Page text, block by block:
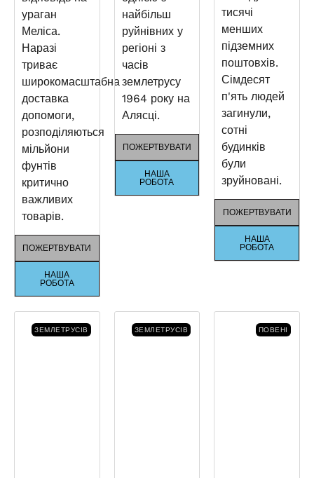
ураган
Меліса.
Наразі
триває
широкомасштабна
доставка
допомоги,
розподіляються
мільйони
фунтів
критично
важливих
товарів.
ПОЖЕРТВУВАТИ
НАША
РОБОТА
найбільш
руйнівних у
регіоні з
часів
землетрусу
1964 року на
Алясці.
ПОЖЕРТВУВАТИ
НАША
РОБОТА
тисячі
менших
підземних
поштовхів.
Сімдесят
п'ять людей
загинули,
сотні
будинків
були
зруйновані.
ПОЖЕРТВУВАТИ
НАША
РОБОТА
ЗЕМЛЕТРУСІВ ЗЕМЛЕТРУСІВ ПОВЕНІ